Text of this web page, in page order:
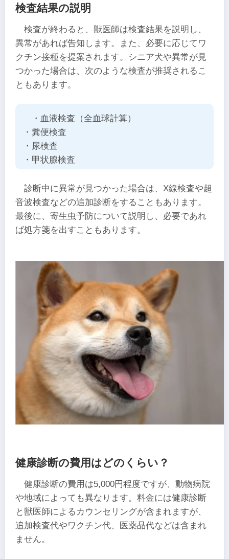
検査結果の説明
検査が終わると、獣医師は検査結果を説明し、
異常があれば告知します。また、必要に応じてワ
クチン接種を提案されます。シニア犬や異常が見
つかった場合は、次のような検査が推奨されるこ
ともあります。
・血液検査（全血球計算）
・糞便検査
・尿検査
・甲状腺検査
診断中に異常が見つかった場合は、X線検査や超
音波検査などの追加診断をすることもあります。
最後に、寄生虫予防について説明し、必要であれ
ば処方箋を出すこともあります。
健康診断の費用はどのくらい？
健康診断の費用は5,000円程度ですが、動物病院
や地域によっても異なります。料金には健康診断
と獣医師によるカウンセリングが含まれますが、
追加検査代やワクチン代、医薬品代などは含まれ
ません。